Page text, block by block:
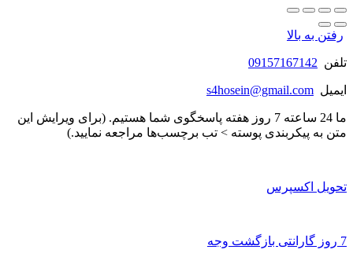
رفتن به بالا
تلفن 09157167142
ایمیل s4hosein@gmail.com
ما 24 ساعته 7 روز هفته پاسخگوی شما هستیم. (برای ویرایش این
متن به پیکربندی پوسته > تب برچسب‌ها مراجعه نمایید.)
تحویل اکسپرس
7 روز گارانتی بازگشت وجه